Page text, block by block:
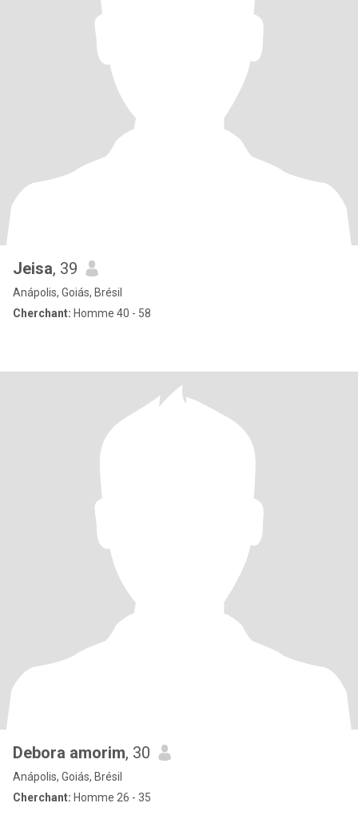
Jeisa, 39
Anápolis, Goiás, Brésil
Cherchant: Homme 40 - 58
Debora amorim, 30
Anápolis, Goiás, Brésil
Cherchant: Homme 26 - 35